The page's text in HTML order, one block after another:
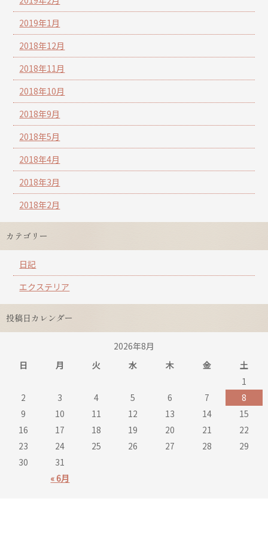
2019年1月
2018年12月
2018年11月
2018年10月
2018年9月
2018年5月
2018年4月
2018年3月
2018年2月
カテゴリー
日記
エクステリア
投稿日カレンダー
2026年8月
日
月 火 水 木 金 土
« 6月
1
2
3 4 5 6 7
8
9
10 11 12 13 14
15
16
17 18 19 20 21
22
23
24 25 26 27 28
29
30
31